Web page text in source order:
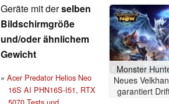
Geräte mit derselben
Bildschirmgröße
und/oder ähnlichem
Gewicht
Acer Predator Helios Neo
16S AI PHN16S-I51, RTX
Monster
Neues
garantiert